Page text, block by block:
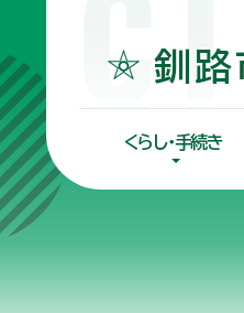
くらし・手続き